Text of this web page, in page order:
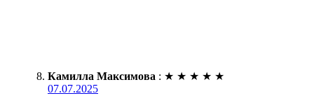
Камилла Максимова : ★ ★ ★ ★ ★
07.07.2025